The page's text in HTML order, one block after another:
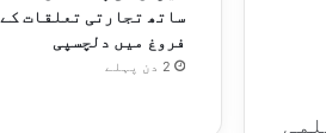
ساتھ تجارتی تعلقات کے
فروغ میں دلچسپی
2 دن پہلے